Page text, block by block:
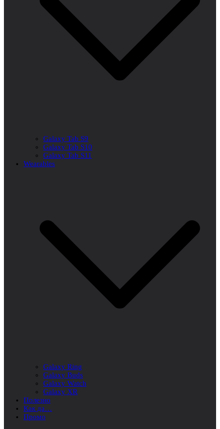
Galaxy Tab S9
Galaxy Tab S10
Galaxy Tab S11
Wearables
Galaxy Ring
Galaxy Buds
Galaxy Watch
Galaxy XR
Полезно
Как да…
Промо